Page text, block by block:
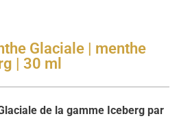
Glaciale | menthe
| 30 ml
de la gamme Iceberg par